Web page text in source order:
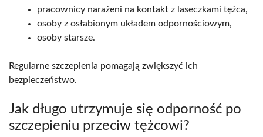
pracownicy narażeni na kontakt z laseczkami tężca,
osoby z osłabionym układem odpornościowym,
osoby starsze.
Regularne szczepienia pomagają zwiększyć ich
bezpieczeństwo.
Jak długo utrzymuje się odporność po
szczepieniu przeciw tężcowi?